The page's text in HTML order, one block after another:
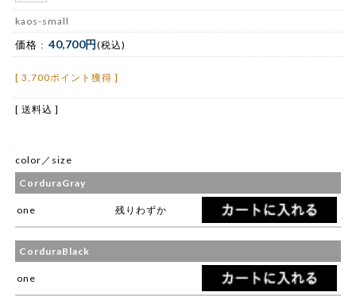
kaos-small
価格 : 40,700円(税込)
[ 3,700ポイント獲得 ]
[ 送料込 ]
color／size
CorduraGray
one 残りわずか
CorduraBlack
one